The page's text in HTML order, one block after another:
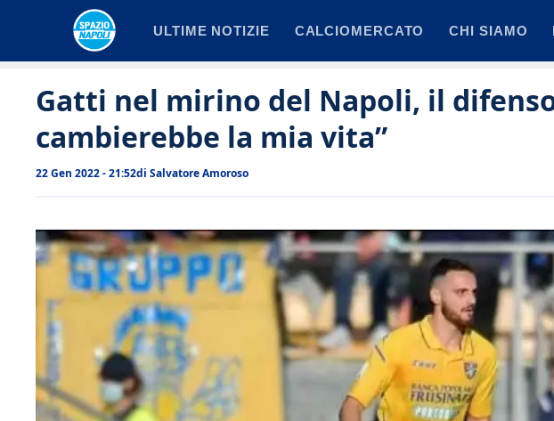
ULTIME NOTIZIE CALCIOMERCATO CHI SIAMO
Gatti nel mirino del Napoli, il
cambierebbe la mia vita”
22 Gen 2022 - 21:52di Salvatore Amoroso